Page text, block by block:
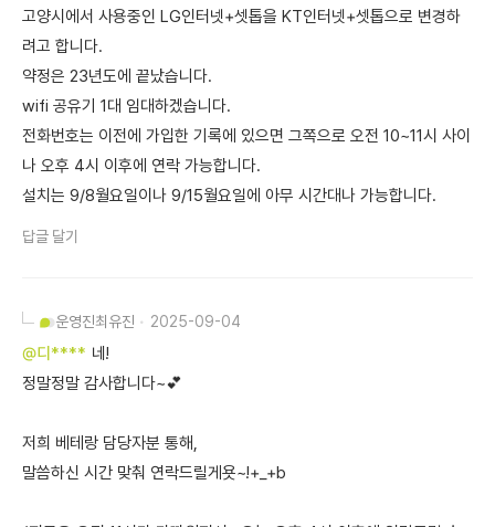
고양시에서 사용중인 LG인터넷+셋톱을 KT인터넷+셋톱으로 변경하
려고 합니다.
약정은 23년도에 끝났습니다.
wifi 공유기 1대 임대하겠습니다.
전화번호는 이전에 가입한 기록에 있으면 그쪽으로 오전 10~11시 사이
나 오후 4시 이후에 연락 가능합니다.
설치는 9/8월요일이나 9/15월요일에 아무 시간대나 가능합니다.
답글 달기
운영진최유진 2025-09-04
@디**** 네!
정말정말 감사합니다~💕
저희 베테랑 담당자분 통해,
말씀하신 시간 맞춰 연락드릴게욧~!+_+b